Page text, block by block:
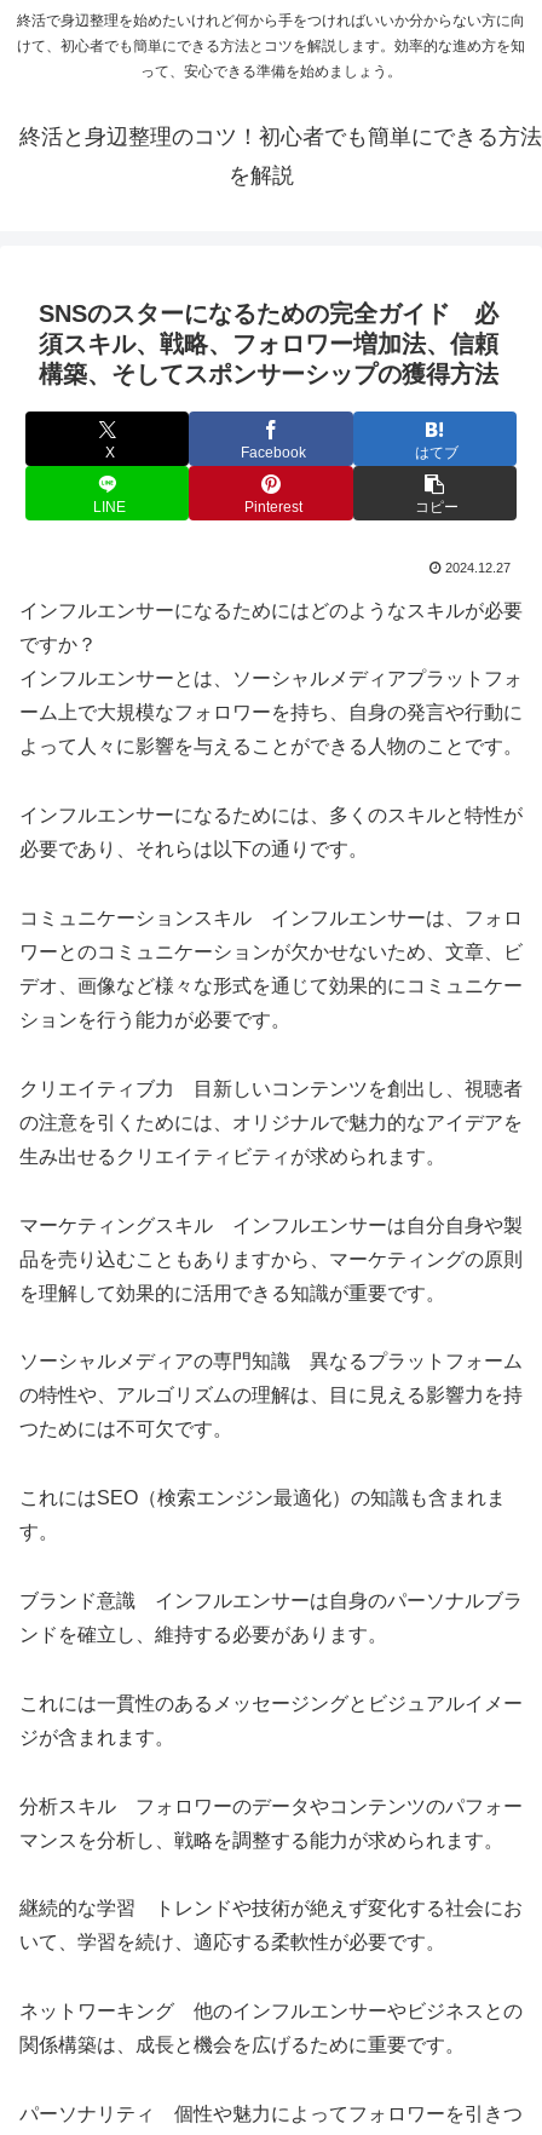
終活で身辺整理を始めたいけれど何から手をつければいいか分からない方に向
けて、初心者でも簡単にできる方法とコツを解説します。効率的な進め方を知
って、安心できる準備を始めましょう。
終活と身辺整理のコツ！初心者でも簡単にできる方法
を解説
SNSのスターになるための完全ガイド 必
須スキル、戦略、フォロワー増加法、信頼
構築、そしてスポンサーシップの獲得方法
X Facebook はてブ
LINE Pinterest コピー
2024.12.27
インフルエンサーになるためにはどのようなスキルが必要
ですか？
インフルエンサーとは、ソーシャルメディアプラットフォ
ーム上で大規模なフォロワーを持ち、自身の発言や行動に
よって人々に影響を与えることができる人物のことです。
インフルエンサーになるためには、多くのスキルと特性が
必要であり、それらは以下の通りです。
コミュニケーションスキル インフルエンサーは、フォロ
ワーとのコミュニケーションが欠かせないため、文章、ビ
デオ、画像など様々な形式を通じて効果的にコミュニケー
ションを行う能力が必要です。
クリエイティブ力 目新しいコンテンツを創出し、視聴者
の注意を引くためには、オリジナルで魅力的なアイデアを
生み出せるクリエイティビティが求められます。
マーケティングスキル インフルエンサーは自分自身や製
品を売り込むこともありますから、マーケティングの原則
を理解して効果的に活用できる知識が重要です。
ソーシャルメディアの専門知識 異なるプラットフォーム
の特性や、アルゴリズムの理解は、目に見える影響力を持
つためには不可欠です。
これにはSEO（検索エンジン最適化）の知識も含まれま
す。
ブランド意識 インフルエンサーは自身のパーソナルブラ
ンドを確立し、維持する必要があります。
これには一貫性のあるメッセージングとビジュアルイメー
ジが含まれます。
分析スキル フォロワーのデータやコンテンツのパフォー
マンスを分析し、戦略を調整する能力が求められます。
継続的な学習 トレンドや技術が絶えず変化する社会にお
いて、学習を続け、適応する柔軟性が必要です。
ネットワーキング 他のインフルエンサーやビジネスとの
関係構築は、成長と機会を広げるために重要です。
パーソナリティ 個性や魅力によってフォロワーを引きつ